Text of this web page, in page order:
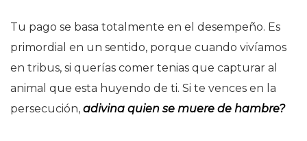
Tu pago se basa totalmente en el desempeño. Es
primordial en un sentido, porque cuando vivíamos
en tribus, si querías comer tenias que capturar al
animal que esta huyendo de ti. Si te vences en la
persecución, adivina quien se muere de hambre?